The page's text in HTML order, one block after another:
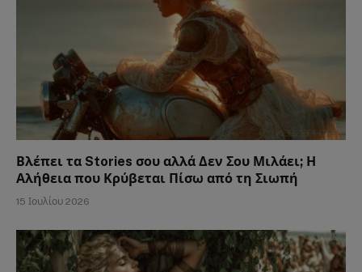
Βλέπει τα Stories σου αλλά Δεν Σου Μιλάει; Η
Αλήθεια που Κρύβεται Πίσω από τη Σιωπή
15 Ιουλίου 2026